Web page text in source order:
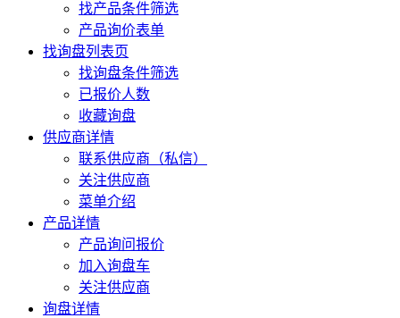
找产品条件筛选
产品询价表单
找询盘列表页
找询盘条件筛选
已报价人数
收藏询盘
供应商详情
联系供应商（私信）
关注供应商
菜单介绍
产品详情
产品询问报价
加入询盘车
关注供应商
询盘详情